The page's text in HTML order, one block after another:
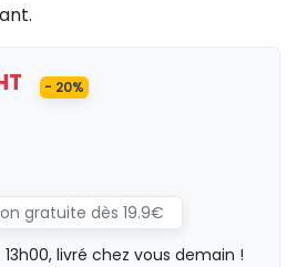
- 20%
gratuite dès 19.9€
livré chez vous demain !